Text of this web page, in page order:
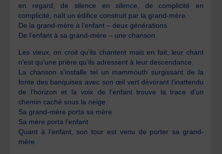
en regard, de silence en silence, de complicité en
complicité, naît un édifice construit par la grand-mère.
De la grand-mère à l’enfant – deux générations.
De l’enfant à sa grand-mère – une chanson.
Les vieux, on croit qu’ils chantent mais en fait, leur chant
n’est qu’une prière qu’ils adressent à leur descendance.
La chanson s’installe tel un mammouth surgissant de la
fonte des banquises avec son œil vert dévorant l’inattendu
de l’horizon et la voix de l’enfant trouve la trace d’un
chemin caché sous la neige.
Sa grand-mère porta sa mère
Sa mère porta l’enfant
Quant à l’enfant, son tour est venu de porter sa grand-
mère